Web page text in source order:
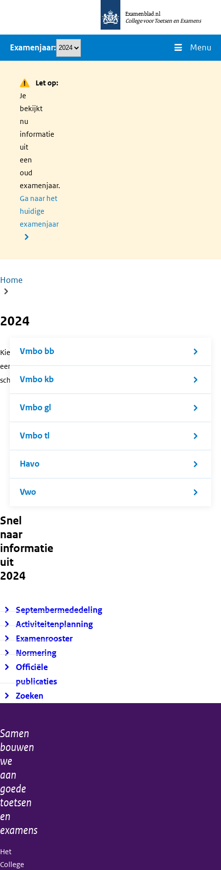
naar
inhoud
Examenblad.nl
College voor Toetsen en Examens
Examenjaar Menu
Let op:
Je
bekijkt
nu
informatie
uit
een
oud
examenjaar.
Ga naar het
huidige
examenjaar
Kruimelpad
Home
2024
Kies
een
schoolsoort.
Vmbo bb
Vmbo kb
Vmbo gl
Vmbo tl
Havo
Vwo
Snel
naar
informatie
uit
2024
Septembermededeling
Activiteitenplanning
Examenrooster
Normering
Officiële
publicaties
Zoeken
Algemene
informatie
Samen
bouwen
we
aan
goede
toetsen
en
examens
Het
College